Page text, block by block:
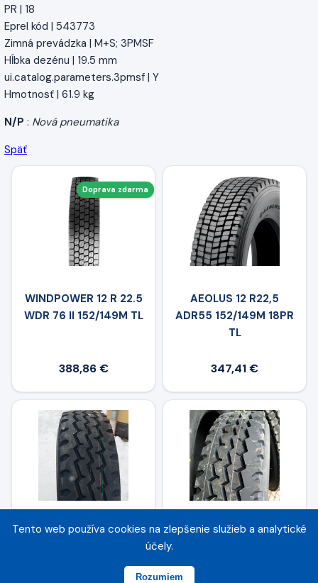
PR | 18
Eprel kód | 543773
Zimná prevádzka | M+S; 3PMSF
Hĺbka dezénu | 19.5 mm
ui.catalog.parameters.3pmsf | Y
Hmotnosť | 61.9 kg
N/P : Nová pneumatika
Späť
Doprava zdarma
WINDPOWER 12 R 22.5
WDR 76 II 152/149M TL
388,86 €
AEOLUS 12 R22,5
ADR55 152/149M 18PR
TL
347,41 €
DOUPRO 12,00 R22,5
LEAO (TH) 12 R22,5
Tento web používa cookies na zlepšenie služieb a analytické
účely.
Rozumiem